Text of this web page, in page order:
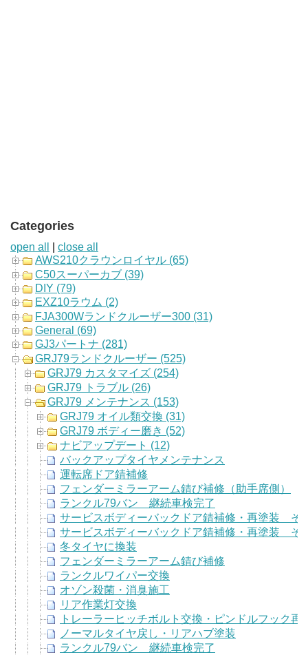
Categories
open all
close all
AWS210クラウンロイヤル (65)
C50スーパーカブ (39)
DIY (79)
EXZ10ラウム (2)
FJA300Wランドクルーザー300 (31)
General (69)
GJ3パートナ (281)
GRJ79ランドクルーザー (525)
GRJ79 カスタマイズ (254)
GRJ79 トラブル (26)
GRJ79 メンテナンス (153)
GRJ79 オイル類交換 (31)
GRJ79 ボディー磨き (52)
ナビアップデート (12)
バックアップタイヤメンテナンス
運転席ドア錆補修
フェンダーミラーアーム錆び補修（助手席側）
ランクル79バン 継続車検完了
サービスボディーバックドア錆補修・再塗装 そ
サービスボディーバックドア錆補修・再塗装 そ
冬タイヤに換装
フェンダーミラーアーム錆び補修
ランクルワイパー交換
オゾン殺菌・消臭施工
リア作業灯交換
トレーラーヒッチボルト交換・ピンドルフック再
ノーマルタイヤ戻し・リアハブ塗装
ランクル79バン 継続車検完了